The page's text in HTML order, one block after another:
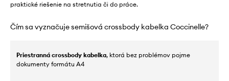
praktické riešenie na stretnutia či do práce.
Čím sa vyznačuje semišová crossbody kabelka Coccinelle?
Priestranná crossbody kabelka, ktorá bez problémov pojme
dokumenty formátu A4